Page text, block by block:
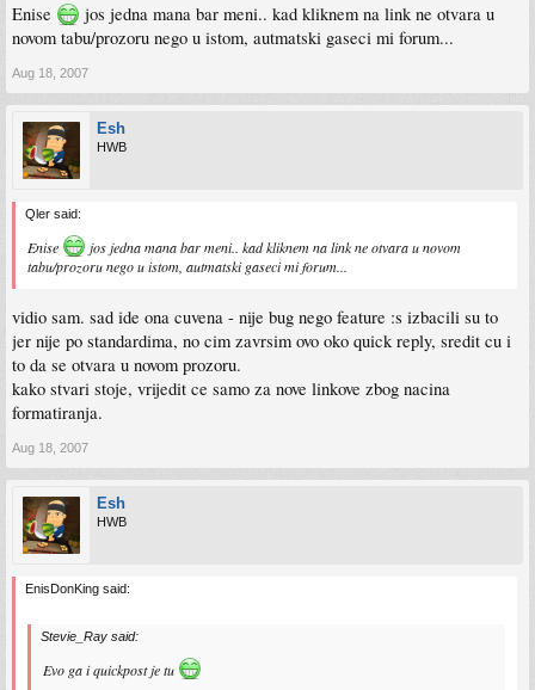
Enise
jos jedna mana bar meni.. kad kliknem na link ne otvara u
novom tabu/prozoru nego u istom, autmatski gaseci mi forum...
Aug 18, 2007
Esh
HWB
Qler said:
Enise
jos jedna mana bar meni.. kad kliknem na link ne otvara u novom
tabu/prozoru nego u istom, autmatski gaseci mi forum...
vidio sam. sad ide ona cuvena - nije bug nego feature :s izbacili su to
jer nije po standardima, no cim zavrsim ovo oko quick reply, sredit cu i
to da se otvara u novom prozoru.
kako stvari stoje, vrijedit ce samo za nove linkove zbog nacina
formatiranja.
Aug 18, 2007
Esh
HWB
EnisDonKing said:
Stevie_Ray said:
Evo ga i quickpost je tu